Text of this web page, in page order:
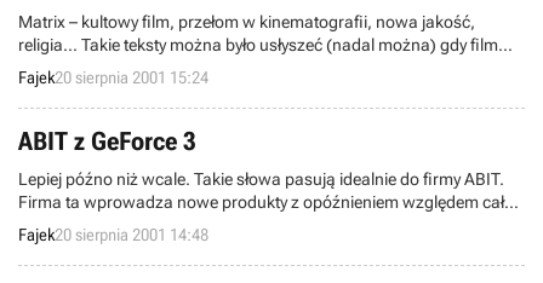
Matrix – kultowy film, przełom w kinematografii, nowa jakość,
religia... Takie teksty można było usłyszeć (nadal można) gdy film
trafił na ekrany kin. Tym bardziej oczekujemy na jego kontynuację,
która, i tu padnie bardzo nieprzyjemne słowo, „miała” ukazać się
latem 2002 roku.
Fajek20 sierpnia 2001 15:24
ABIT z GeForce 3
Lepiej późno niż wcale. Takie słowa pasują idealnie do firmy ABIT.
Firma ta wprowadza nowe produkty z opóźnieniem względem całej
reszty branży IT. Tak też jest w przypadku karty graficznej opartej na
układzie GeForce 3.
Fajek20 sierpnia 2001 14:48